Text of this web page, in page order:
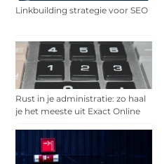
Linkbuilding strategie voor SEO
Rust in je administratie: zo haal
je het meeste uit Exact Online